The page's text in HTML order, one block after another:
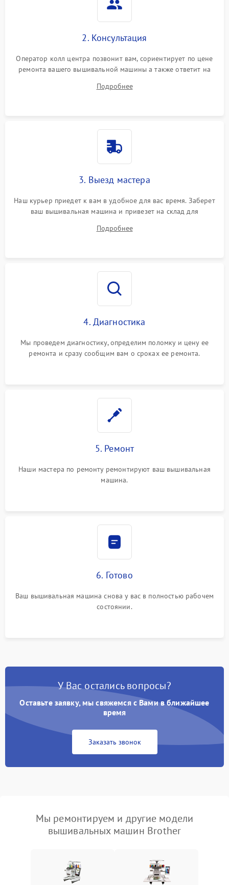
2. Консультация
Оператор колл центра позвонит вам, сориентирует по цене
ремонта вашего вышивальной машины а также ответит на
Подробнее
3. Выезд мастера
Наш курьер приедет к вам в удобное для вас время. Заберет
ваш вышивальная машина и привезет на склад для
Подробнее
4. Диагностика
Мы проведем диагностику, определим поломку и цену ее
ремонта и сразу сообщим вам о сроках ее ремонта.
5. Ремонт
Наши мастера по ремонту ремонтируют ваш вышивальная
машина.
6. Готово
Ваш вышивальная машина снова у вас в полностью рабочем
состоянии.
У Вас остались вопросы?
Оставьте заявку, мы свяжемся с Вами в ближайшее
время
Заказать звонок
Мы ремонтируем и другие модели
вышивальных машин Brother